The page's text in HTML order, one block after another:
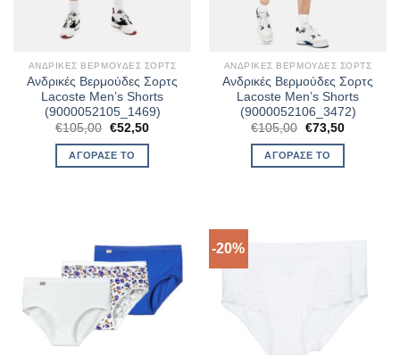
ΑΝΔΡΙΚΈΣ ΒΕΡΜΟΎΔΕΣ ΣΟΡΤΣ
Ανδρικές Βερμούδες Σορτς
Lacoste Men’s Shorts
(9000052105_1469)
€105,00 Original
was:
€105,00.
€52,50Η
ΑΓΌΡΑΣΈ ΤΟ
ΑΝΔΡΙΚΈΣ ΒΕΡΜΟΎΔΕΣ ΣΟΡΤΣ
Ανδρικές Βερμούδες Σορτς
Lacoste Men’s Shorts
(9000052106_3472)
€105,00 Original
was:
€105,00.
€73,50Η
ΑΓΌΡΑΣΈ ΤΟ
-20%